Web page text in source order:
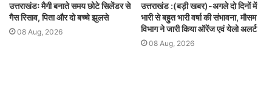
उत्तराखंडः मैगी बनाते समय छोटे सिलेंडर से
गैस रिसाव, पिता और दो बच्चे झुलसे
08 Aug, 2026
उत्तराखंड :(बड़ी खबर)-अगले दो दिनों में
भारी से बहुत भारी वर्षा की संभावना, मौसम
विभाग ने जारी किया ऑरेंज एवं येलो अलर्ट
08 Aug, 2026